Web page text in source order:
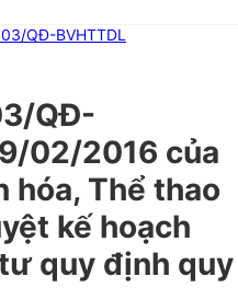
QĐ-BVHTTDL
QĐ-
02/2016 của
hóa, Thể thao
kế hoạch
quy định quy